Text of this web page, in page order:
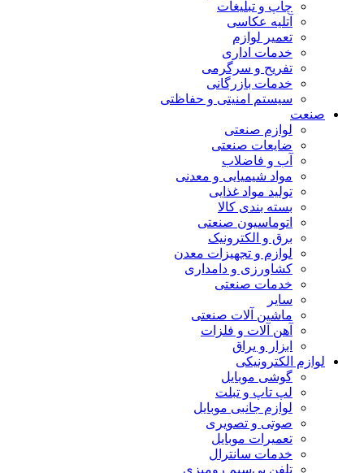
چاپ و تبلیغات
آتلیه عکاسی
تعمیر لوازم
خدمات اداری
تفریح و سرگرمی
خدمات بازرگانی
سیستم امنیتی و حفاظتی
صنعت
لوازم صنعتی
ضایعات صنعتی
آب و فاضلاب
مواد شیمیایی و معدنی
تولید مواد غذایی
بسته بندی کالا
اتوماسیون صنعتی
برق و الکترونیک
لوازم و تجهیزات معدن
کشاورزی و دامداری
خدمات صنعتی
سایر
ماشین آلات صنعتی
آهن آلات و فلزات
ابزار و یراق
لوازم الکترونیکی
گوشی موبایل
لپ تاپ و تبلت
لوازم جانبی موبایل
صوتی و تصویری
تعمیرات موبایل
خدمات سانترال
تلفن بی‌سیم رومیزی